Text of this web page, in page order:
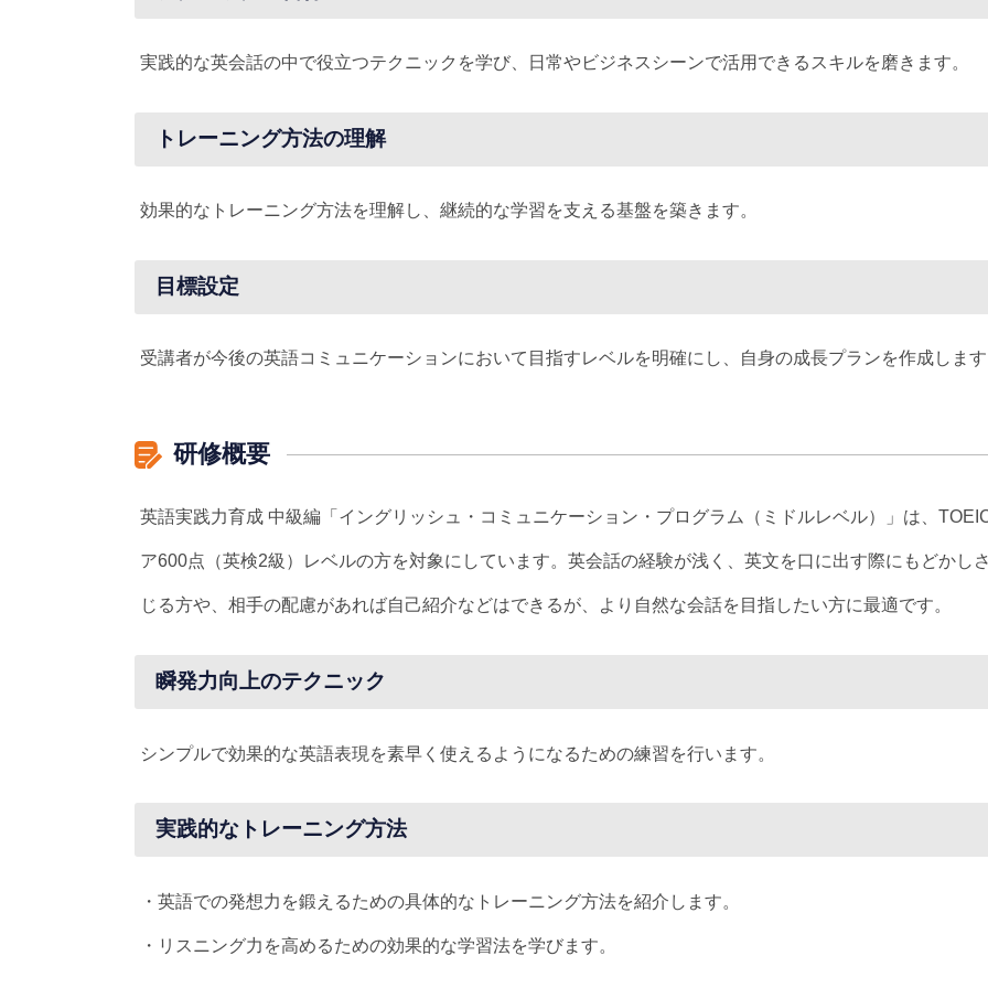
実践的な英会話の中で役立つテクニックを学び、日常やビジネスシーンで活用できるスキルを磨きます。
トレーニング方法の理解
効果的なトレーニング方法を理解し、継続的な学習を支える基盤を築きます。
目標設定
受講者が今後の英語コミュニケーションにおいて目指すレベルを明確にし、自身の成長プランを作成しま
研修概要
英語実践力育成 中級編「イングリッシュ・コミュニケーション・プログラム（ミドルレベル）」は、
ア600点（英検2級）レベルの方を対象にしています。英会話の経験が浅く、英文を口に出す際にもどかし
じる方や、相手の配慮があれば自己紹介などはできるが、より自然な会話を目指したい方に最適です。
瞬発力向上のテクニック
シンプルで効果的な英語表現を素早く使えるようになるための練習を行います。
実践的なトレーニング方法
・英語での発想力を鍛えるための具体的なトレーニング方法を紹介します。
・リスニング力を高めるための効果的な学習法を学びます。